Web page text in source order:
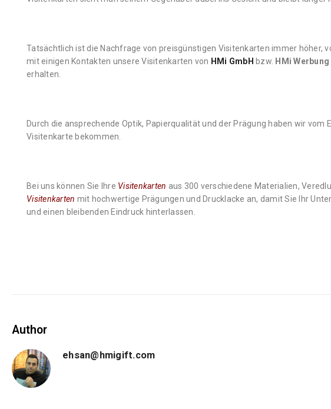
Tatsächtlich ist die Nachfrage von preisgünstigen Visitenkarten immer höher,
mit einigen Kontakten unsere Visitenkarten von HMi GmbH bzw. HMi Werbung
erhalten.
Durch die ansprechende Optik, Papierqualität und der Prägung haben wir vom
Visitenkarte bekommen.
Bei uns können Sie Ihre Visitenkarten aus 300 verschiedene Materialien,
Visitenkarten mit hochwertige Prägungen und Drucklacke an, damit Sie Ihr
und einen bleibenden Eindruck hinterlassen.
Author
ehsan@hmigift.com